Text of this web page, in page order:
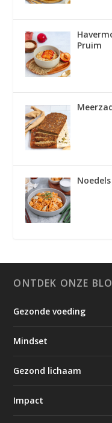
Pruim
ONTDEK ONZE
Gezonde voeding
Mindset
Gezond lichaam
Impact